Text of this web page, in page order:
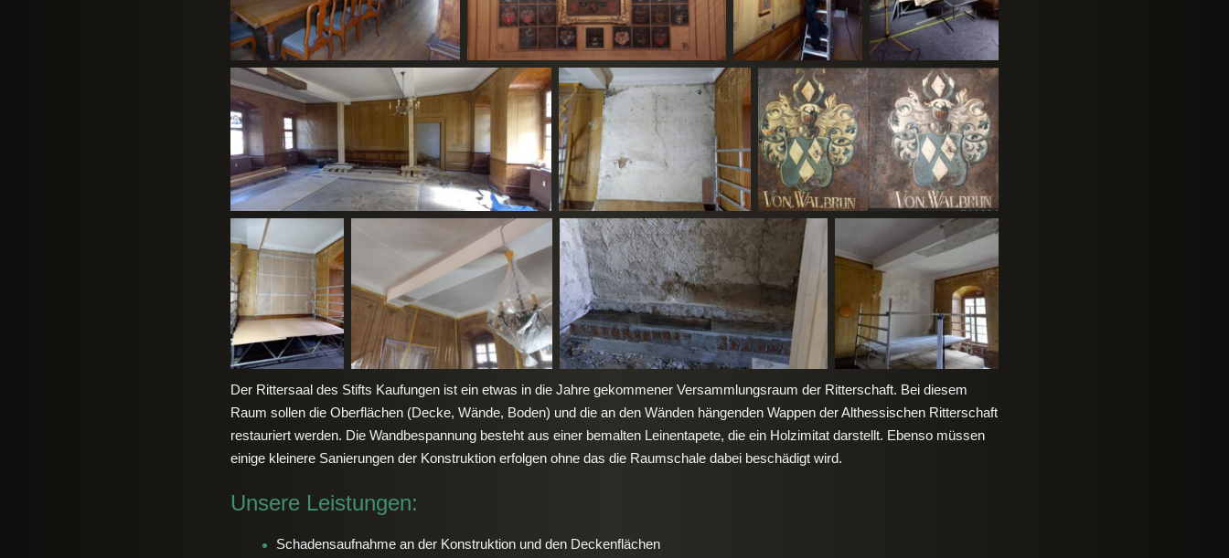
Der Rittersaal des Stifts Kaufungen ist ein etwas in die Jahre gekommener Versammlungsraum der Ritterschaft. Bei diesem
Raum sollen die Oberflächen (Decke, Wände, Boden) und die an den Wänden hängenden Wappen der Althessischen Ritterschaft
restauriert werden. Die Wandbespannung besteht aus einer bemalten Leinentapete, die ein Holzimitat darstellt. Ebenso müssen
einige kleinere Sanierungen der Konstruktion erfolgen ohne das die Raumschale dabei beschädigt wird.
Unsere Leistungen:
Schadensaufnahme an der Konstruktion und den Deckenflächen